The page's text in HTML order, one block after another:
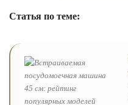
Статья по теме: